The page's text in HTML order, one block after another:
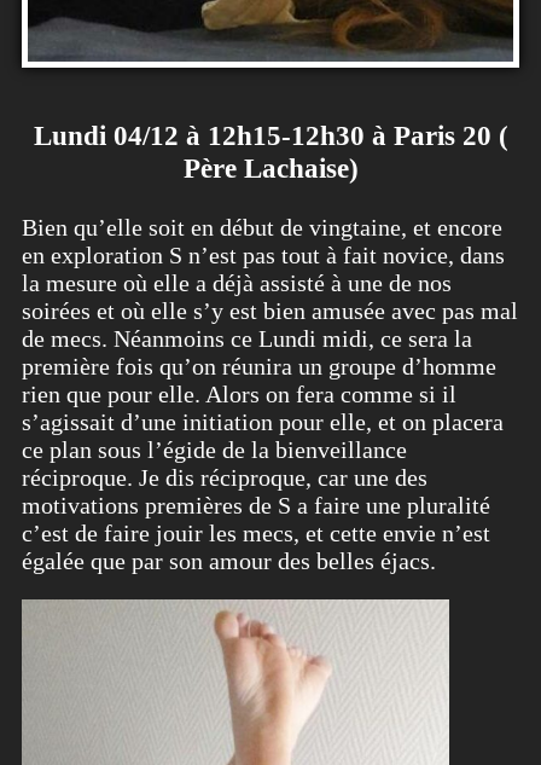
Lundi 04/12 à 12h15-12h30 à Paris 20 (
Père Lachaise)
Bien qu’elle soit en début de vingtaine, et encore
en exploration S n’est pas tout à fait novice, dans
la mesure où elle a déjà assisté à une de nos
soirées et où elle s’y est bien amusée avec pas mal
de mecs. Néanmoins ce Lundi midi, ce sera la
première fois qu’on réunira un groupe d’homme
rien que pour elle. Alors on fera comme si il
s’agissait d’une initiation pour elle, et on placera
ce plan sous l’égide de la bienveillance
réciproque. Je dis réciproque, car une des
motivations premières de S a faire une pluralité
c’est de faire jouir les mecs, et cette envie n’est
égalée que par son amour des belles éjacs.